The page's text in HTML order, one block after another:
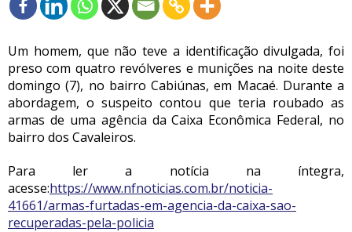
Um homem, que não teve a identificação divulgada, foi
preso com quatro revólveres e munições na noite deste
domingo (7), no bairro Cabiúnas, em Macaé. Durante a
abordagem, o suspeito contou que teria roubado as
armas de uma agência da Caixa Econômica Federal, no
bairro dos Cavaleiros.
Para ler a notícia na íntegra,
acesse:https://www.nfnoticias.com.br/noticia-
41661/armas-furtadas-em-agencia-da-caixa-sao-
recuperadas-pela-policia